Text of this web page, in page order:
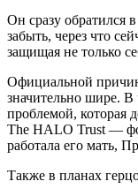
Он сразу обратился
забыть, через что
защищая не только
Официальной
значительно шире. В
проблемой, которая
The HALO Trust —
работала его мать,
Также в планах